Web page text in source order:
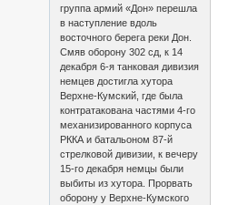
группа армий «Дон» перешла
в наступление вдоль
восточного берега реки Дон.
Смяв оборону 302 сд, к 14
декабря 6-я танковая дивизия
немцев достигла хутора
Верхне-Кумский, где была
контратакована частями 4-го
механизированного корпуса
РККА и батальоном 87-й
стрелковой дивизии, к вечеру
15-го декабря немцы были
выбиты из хутора. Прорвать
оборону у Верхне-Кумского